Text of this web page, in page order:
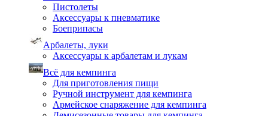
Пистолеты
Аксессуары к пневматике
Боеприпасы
Арбалеты, луки
Аксессуары к арбалетам и лукам
Всё для кемпинга
Для приготовления пищи
Ручной инструмент для кемпинга
Армейское снаряжение для кемпинга